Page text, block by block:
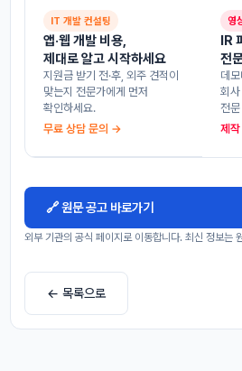
IT 개발 컨설팅
앱·웹 개발 비용,
제대로 알고 시작하세요
지원금 받기 전·후, 외주 견적이
맞는지 전문가에게 먼저
확인하세요.
무료 상담 문의 →
영
IR
전
데
회
전
제
🔗 원문 공고 바로가기
외부 기관의 공식 페이지로 이동합니다. 최신 정보는
← 목록으로